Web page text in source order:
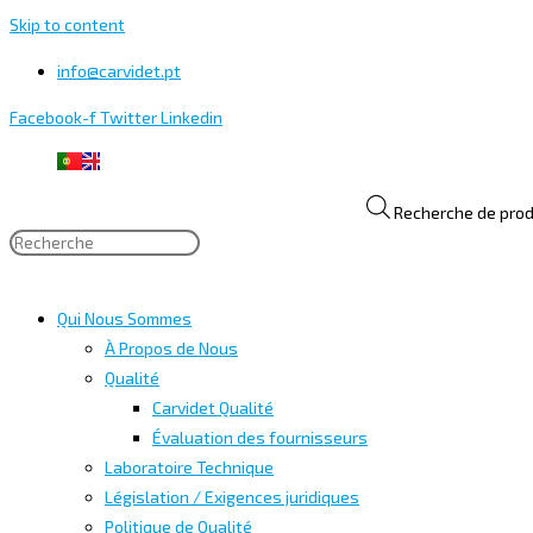
Skip to content
info@carvidet.pt
Facebook-fTwitterLinkedin
Recherche de
Qui Nous Sommes
À Propos de Nous
Qualité
Carvidet Qualité
Évaluation des fournisseurs
Laboratoire Technique
Législation / Exigences juridiques
Politique de Qualité